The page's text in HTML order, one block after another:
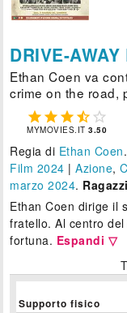
DRIVE-
Ethan Coen va
crime on the road,
    
MYMOVIES.IT3.50
Regia di Ethan Coen.
Film 2024 |Azione,
marzo 2024.
Ethan Coen dirige il
fratello. Al centro
fortuna. Espandi ▽
Supporto fisico